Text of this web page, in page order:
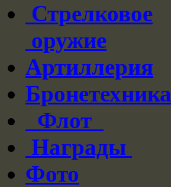
Стрелковое
оружие
Артиллерия
Бронетехника
Флот
Награды
Фото